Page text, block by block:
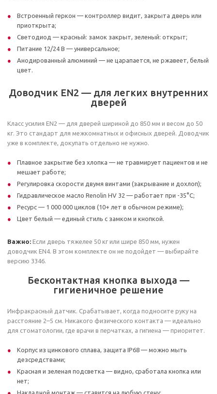
Встроенный геркон — контроллер видит, закрыта дверь или
приоткрыта;
Светодиод — красный: замок закрыт, зеленый: открыт;
Питание 12/24 В — универсальное;
Анодированный алюминий — не царапается, не ржавеет, белый
цвет.
Доводчик EN2 — для легких внутренних
дверей
Класс усилия EN2 — для дверей шириной до 850 мм и весом до 50
кг. Это стандарт для межкомнатных и офисных дверей. Доводчик
уже в комплекте, докупать отдельно не нужно.
Плавное закрытие без хлопка — не травмирует пациентов и не
мешает работе;
Регулировка скорости двумя винтами (закрывание и дохлоп);
Гидравлическое масло Renolin HV 32 — работает при -35°С;
Ресурс — 1 000 000 циклов (10+ лет в обычном режиме);
Цвет белый — единый стиль с замком и кнопкой.
Важно: Если дверь тяжелее 50 кг или шире 850 мм, нужен
доводчик EN4. В этом комплекте он не подойдет — выбирайте
версию 3346.
Бесконтактная кнопка выхода —
гигиеничное решение
Инфракрасный датчик. Срабатывает, когда подносите руку на
расстояние 2–5 см. Никакого физического контакта — идеально
для стоматологии, где врачи в перчатках, а гигиена — приоритет.
Корпус из цинкового сплава, защита IP68 — можно мыть
дезсредствами;
Красная и зеленая подсветка — видно, сработала кнопка или
нет;
Накладной монтаж — ставится на любую стену;